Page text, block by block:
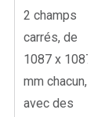
2 champs
carrés, de
1087 x 1087
mm chacun,
avec des